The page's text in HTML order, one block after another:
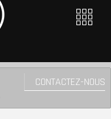
CONTACTEZ-NOUS